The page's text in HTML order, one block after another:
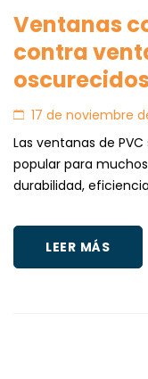
Ventanas
contra
oscurecidos
17 de noviembre
Las ventanas de
popular para
durabilidad,
LEER MÁS